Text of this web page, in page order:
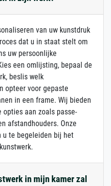
van uw kunstdruk
dat u in staat stelt om
uw persoonlijke
een omlijsting, bepaal de
beslis welk
opteer voor gepaste
in een frame. Wij bieden
opties aan zoals passe-
afstandhouders. Onze
u te begeleiden bij het
in mijn kamer zal